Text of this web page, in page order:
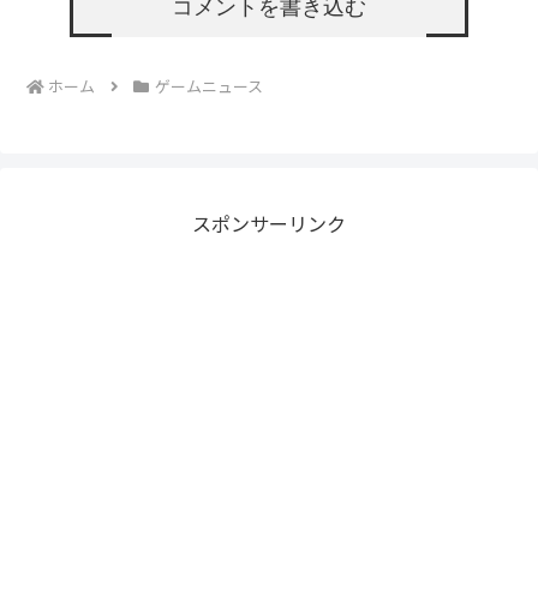
コメントを書き込む
ホーム ゲームニュース
スポンサーリンク